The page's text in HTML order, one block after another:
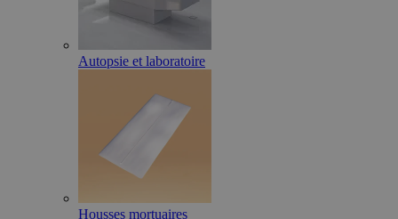
Autopsie et laboratoire
Housses mortuaires